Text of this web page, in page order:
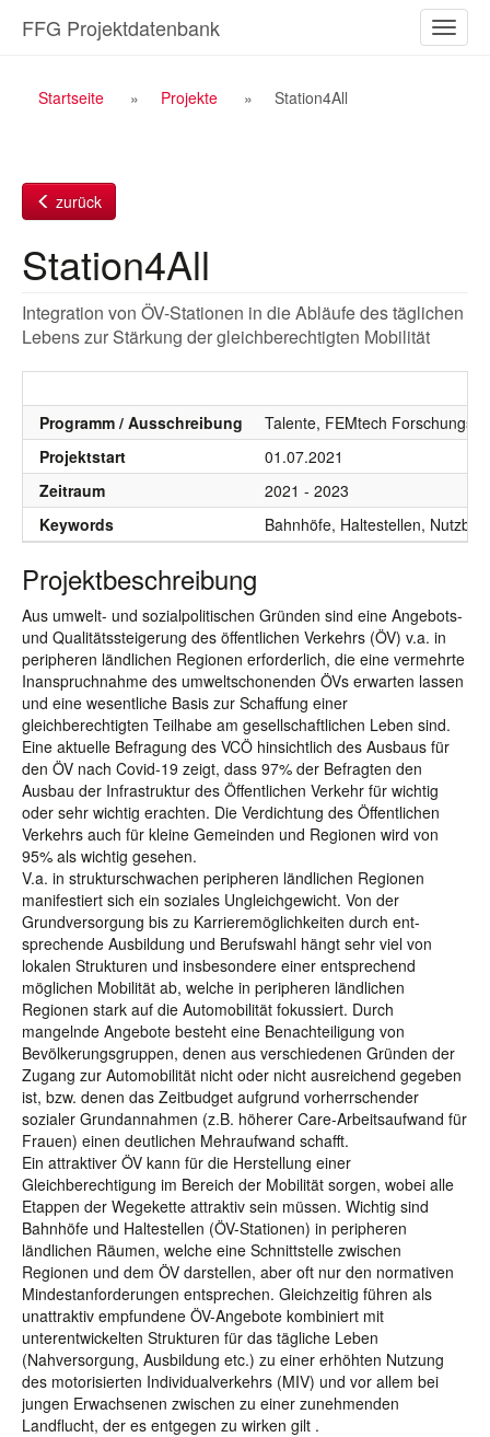
Inhalt
ein-/
FFG Projektdatenbank
Breadcrumb
Startseite Projekte Station4All
zurück
Station4All
Integration von ÖV-Stationen in die Abläufe des täglichen
Lebens zur Stärkung der gleichberechtigten Mobilität
Programm / Ausschreibung
Talente, FEMtech
Projektstart
01.07.2021
Zeitraum
2021 - 2023
Keywords
Bahnhöfe, Haltestellen,
Projektbeschreibung
Aus umwelt- und sozialpolitischen Gründen sind eine Angebots-
und Qualitätssteigerung des öffentlichen Verkehrs (ÖV) v.a. in
peripheren ländlichen Regionen erforderlich, die eine vermehrte
Inanspruchnahme des umweltschonenden ÖVs erwarten lassen
und eine wesentliche Basis zur Schaffung einer
gleichberechtigten Teilhabe am gesellschaftlichen Leben sind.
Eine aktuelle Befragung des VCÖ hinsichtlich des Ausbaus für
den ÖV nach Covid-19 zeigt, dass 97% der Befragten den
Ausbau der Infrastruktur des Öffentlichen Verkehr für wichtig
oder sehr wichtig erachten. Die Verdichtung des Öffentlichen
Verkehrs auch für kleine Gemeinden und Regionen wird von
95% als wichtig gesehen.
V.a. in strukturschwachen peripheren ländlichen Regionen
manifestiert sich ein soziales Ungleichgewicht. Von der
Grundversorgung bis zu Karrieremöglichkeiten durch ent-
sprechende Ausbildung und Berufswahl hängt sehr viel von
lokalen Strukturen und insbesondere einer entsprechend
möglichen Mobilität ab, welche in peripheren ländlichen
Regionen stark auf die Automobilität fokussiert. Durch
mangelnde Angebote besteht eine Benachteiligung von
Bevölkerungsgruppen, denen aus verschiedenen Gründen der
Zugang zur Automobilität nicht oder nicht ausreichend gegeben
ist, bzw. denen das Zeitbudget aufgrund vorherrschender
sozialer Grundannahmen (z.B. höherer Care-Arbeitsaufwand für
Frauen) einen deutlichen Mehraufwand schafft.
Ein attraktiver ÖV kann für die Herstellung einer
Gleichberechtigung im Bereich der Mobilität sorgen, wobei alle
Etappen der Wegekette attraktiv sein müssen. Wichtig sind
Bahnhöfe und Haltestellen (ÖV-Stationen) in peripheren
ländlichen Räumen, welche eine Schnittstelle zwischen
Regionen und dem ÖV darstellen, aber oft nur den normativen
Mindestanforderungen entsprechen. Gleichzeitig führen als
unattraktiv empfundene ÖV-Angebote kombiniert mit
unterentwickelten Strukturen für das tägliche Leben
(Nahversorgung, Ausbildung etc.) zu einer erhöhten Nutzung
des motorisierten Individualverkehrs (MIV) und vor allem bei
jungen Erwachsenen zwischen zu einer zunehmenden
Landflucht, der es entgegen zu wirken gilt .